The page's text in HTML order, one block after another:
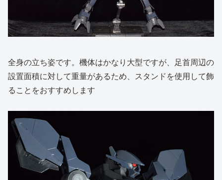
全身の立ち姿です。機体はかなり大型ですが、足首周辺の
設置面積に対して重量があるため、スタンドを使用して飾
ることをおすすめします